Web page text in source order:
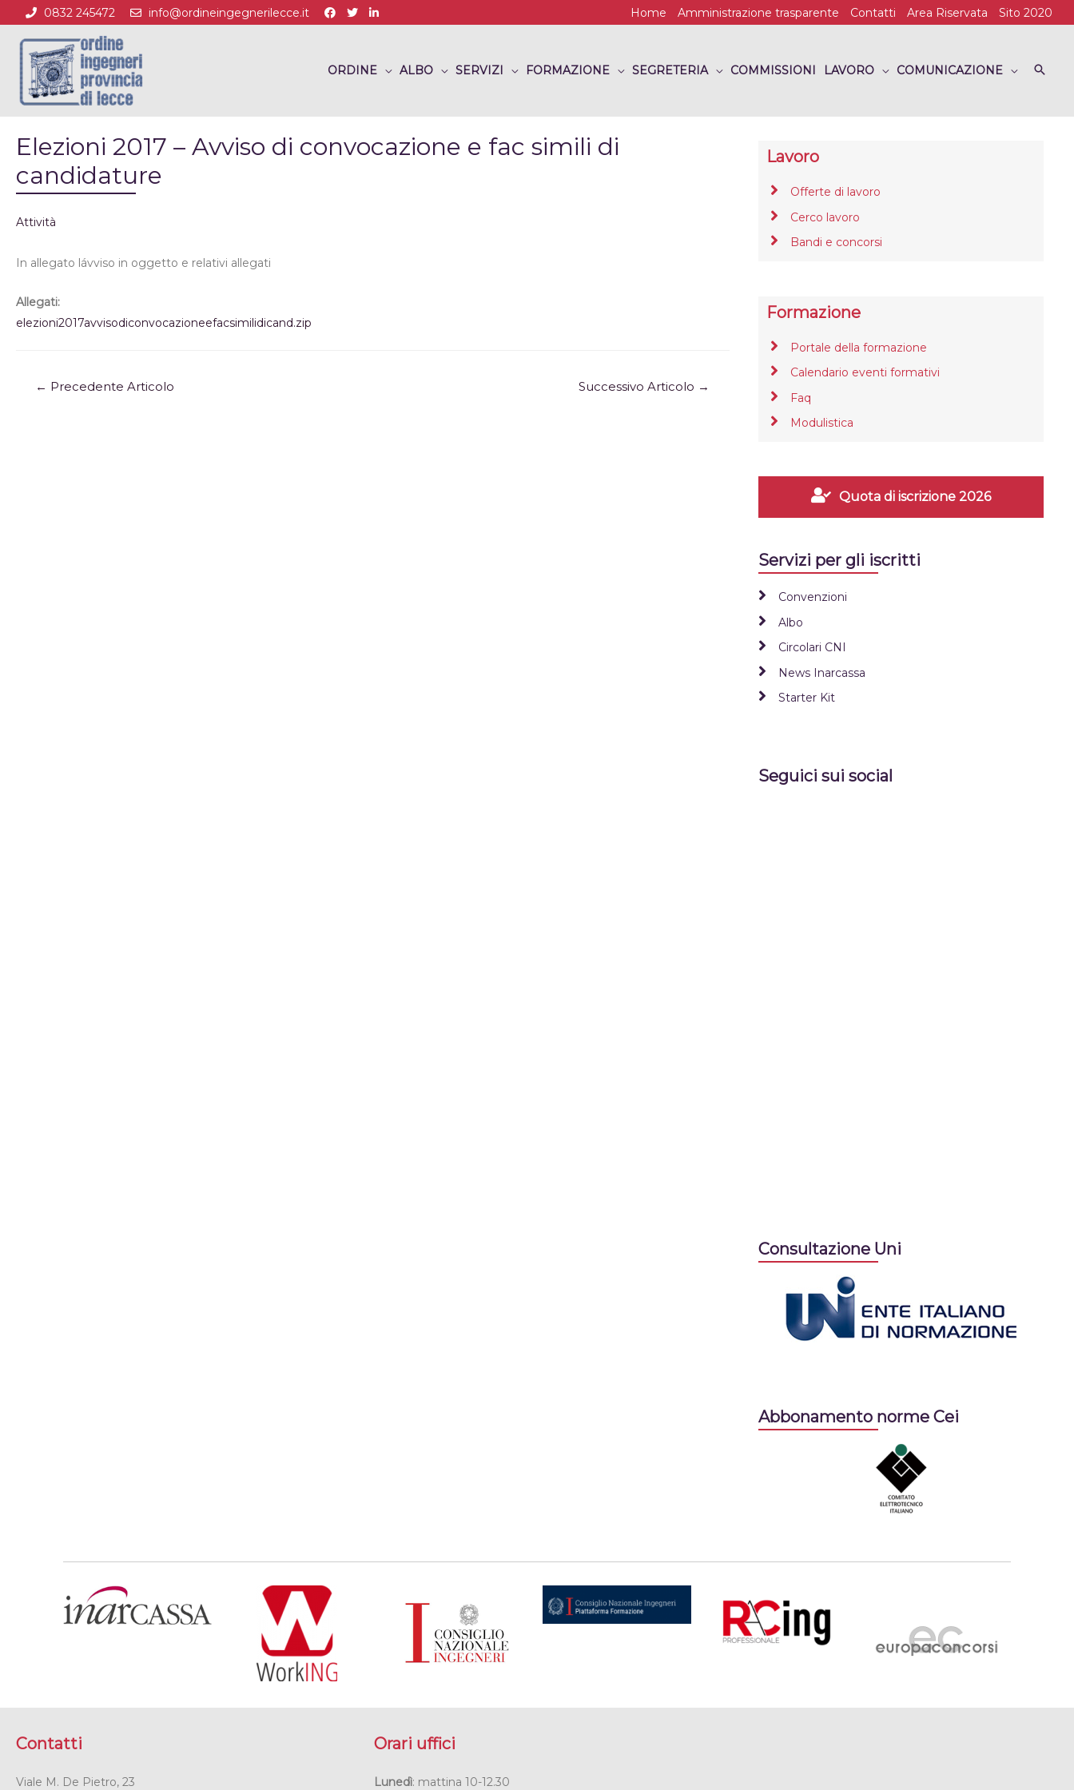
0832 245472 info@ordineingegnerilecce.it Home Amministrazione trasparente Contatti Area Riservata Sito 2020
ORDINE ALBO SERVIZI FORMAZIONE SEGRETERIA COMMISSIONI LAVORO COMUNICAZIONE
Elezioni 2017 – Avviso di convocazione e fac simili di
candidature
Attività
In allegato lávviso in oggetto e relativi allegati
Allegati:
elezioni2017avvisodiconvocazioneefacsimilidicand.zip
← Precedente Articolo Successivo Articolo →
Lavoro
Offerte di lavoro
Cerco lavoro
Bandi e concorsi
Formazione
Portale della formazione
Calendario eventi formativi
Faq
Modulistica
Quota di iscrizione 2026
Servizi per gli iscritti
Convenzioni
Albo
Circolari CNI
News Inarcassa
Starter Kit
Seguici sui social
Consultazione Uni
Abbonamento norme Cei
Contatti
Viale M. De Pietro, 23
Orari uffici
Lunedì: mattina 10-12.30